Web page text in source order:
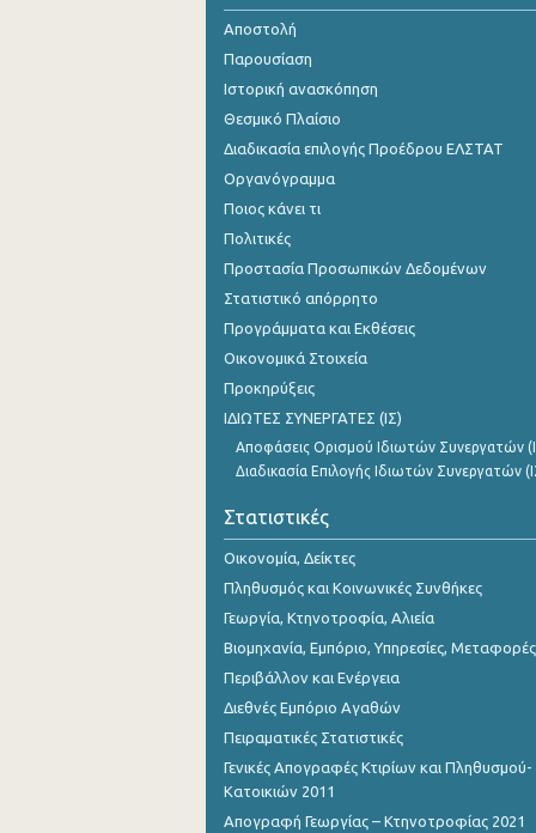
Οκτωβρίου 2024
Σεπτεμβρίου 2024
Ιουλίου 2024
Μαΐου 2024
Απριλίου 2024
Μαρτίου 2024
Φεβρουαρίου 2024
Ιανουαρίου 2024
Δεκεμβρίου 2023
Οκτωβρίου 2023
Σεπτεμβρίου 2023
Αυγούστου 2023
Ιουνίου 2023
Απριλίου 2023
Αποστολή
Παρουσίαση
Ιστορική ανασκόπηση
Θεσμικό Πλαίσιο
Διαδικασία επιλογής Προέδρου ΕΛΣΤΑΤ
Οργανόγραμμα
Ποιος κάνει τι
Πολιτικές
Προστασία Προσωπικών Δεδομένων
Στατιστικό απόρρητο
Προγράμματα και Εκθέσεις
Οικονομικά Στοιχεία
Προκηρύξεις
ΙΔΙΩΤΕΣ ΣΥΝΕΡΓΑΤΕΣ (ΙΣ)
Αποφάσεις Ορισμού Ιδιωτών Συνεργατών
Διαδικασία Επιλογής Ιδιωτών Συνεργατών
Στατιστικές
Οικονομία, Δείκτες
Πληθυσμός και Κοινωνικές Συνθήκες
Γεωργία, Κτηνοτροφία, Αλιεία
Βιομηχανία, Εμπόριο, Υπηρεσίες, Μεταφορές
Περιβάλλον και Ενέργεια
Διεθνές Εμπόριο Αγαθών
Πειραματικές Στατιστικές
Γενικές Απογραφές Κτιρίων και Πληθυσμού-
Κατοικιών 2011
Απογραφή Γεωργίας – Κτηνοτροφίας 2021